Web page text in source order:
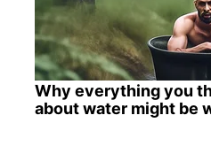
Why everything you
about water might be